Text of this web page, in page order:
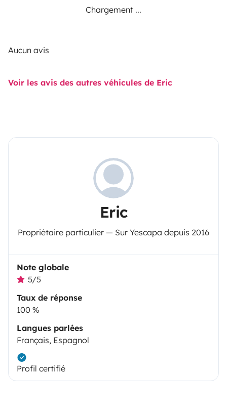
Chargement ...
Aucun avis
Voir les avis des autres véhicules de Eric
Eric
Propriétaire particulier — Sur Yescapa depuis 2016
Note globale
5/5
Taux de réponse
100 %
Langues parlées
Français, Espagnol
Profil certifié